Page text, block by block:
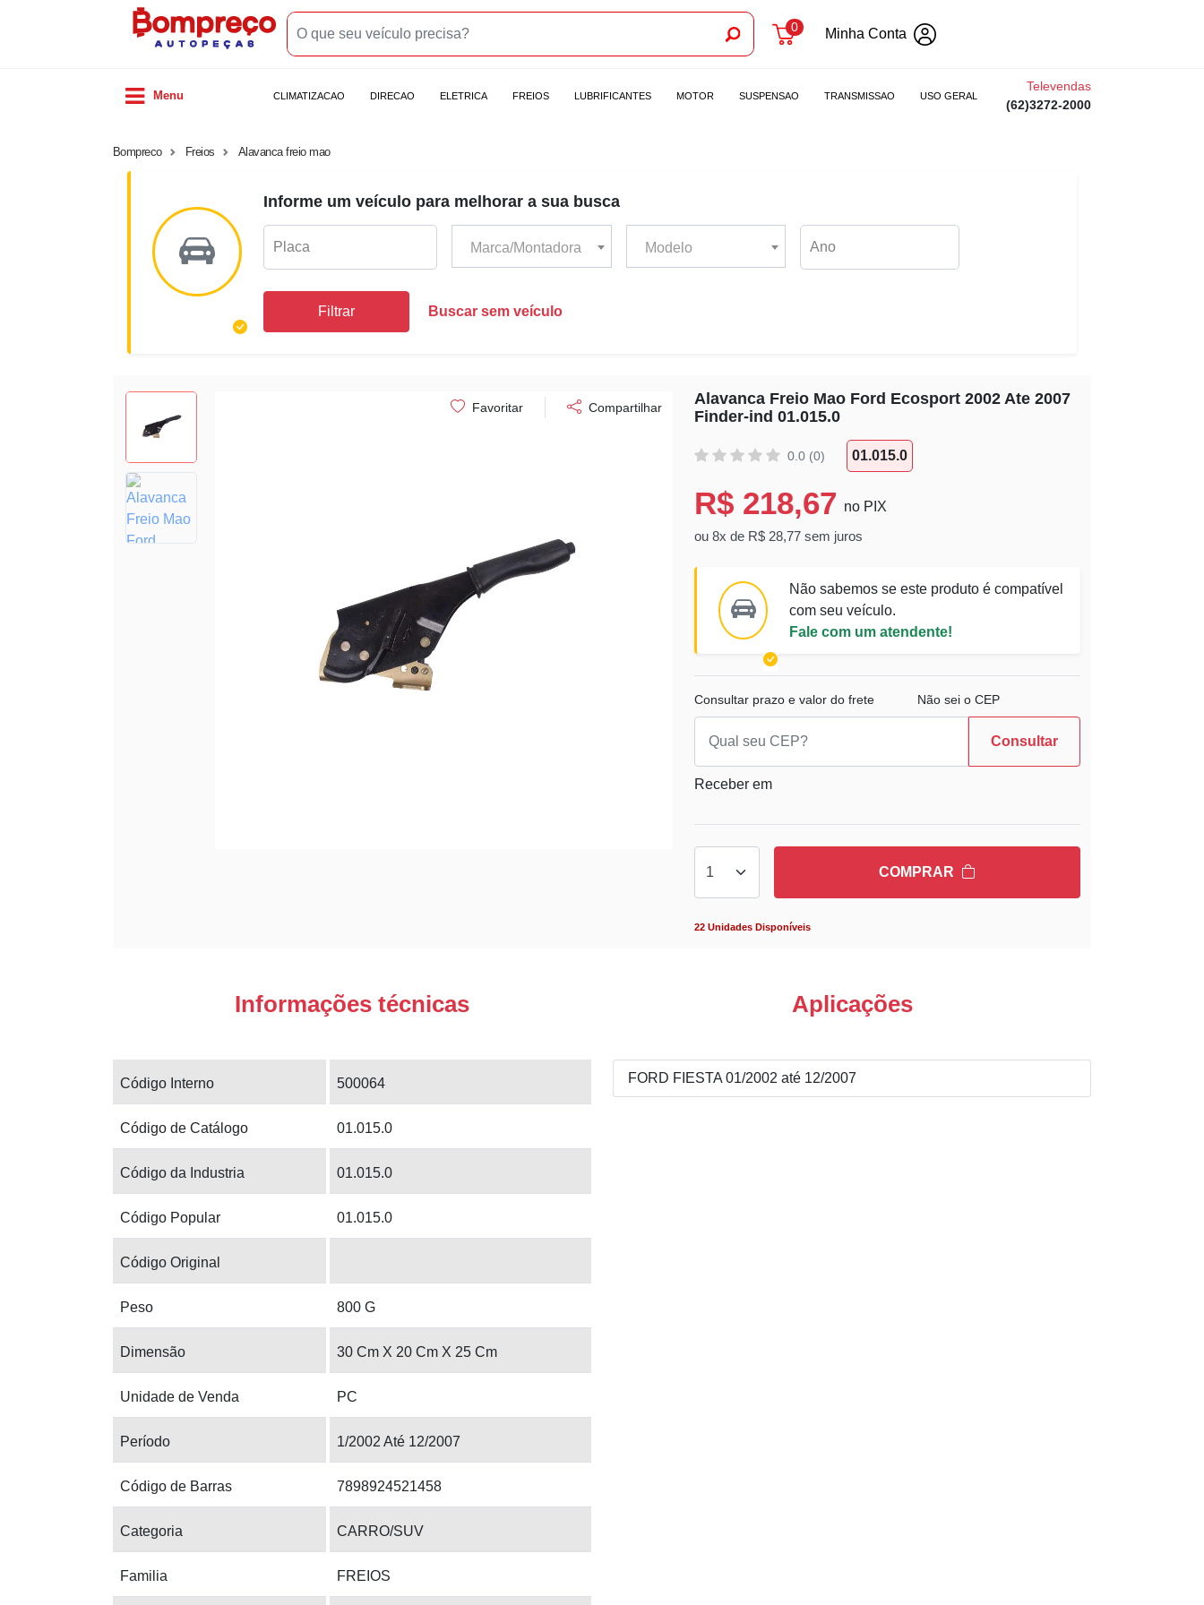
0 Minha Conta
Menu CLIMATIZACAO DIRECAO ELETRICA FREIOS LUBRIFICANTES MOTOR SUSPENSAO TRANSMISSAO USO GERAL
Televendas
(62)3272-2000
Bompreco Freios Alavanca freio mao
Informe um veículo para melhorar a sua busca
Marca/Montadora Modelo
Filtrar Buscar sem veículo
Favoritar Compartilhar
Alavanca Freio Mao Ford Ecosport 2002 Ate 2007
Finder-ind 01.015.0
0.0 (0) 01.015.0
R$ 218,67 no PIX
ou 8x de R$ 28,77 sem juros
Não sabemos se este produto é compatível
com seu veículo.
Fale com um atendente!
Consultar prazo e valor do frete Não sei o CEP
Consultar
Receber em
COMPRAR
22 Unidades Disponíveis
Informações técnicas
Código Interno 500064
Código de Catálogo 01.015.0
Código da Industria 01.015.0
Código Popular 01.015.0
Código Original
Peso 800 G
Dimensão 30 Cm X 20 Cm X 25 Cm
Unidade de Venda PC
Período 1/2002 Até 12/2007
Código de Barras 7898924521458
Categoria CARRO/SUV
Familia FREIOS
Aplicações
FORD FIESTA 01/2002 até 12/2007